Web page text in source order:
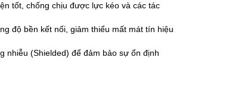
tốt, chống chịu được lực kéo và các tác
độ bền kết nối, giảm thiểu mất mát tín hiệu
nhiễu (Shielded) để đảm bảo sự ổn định